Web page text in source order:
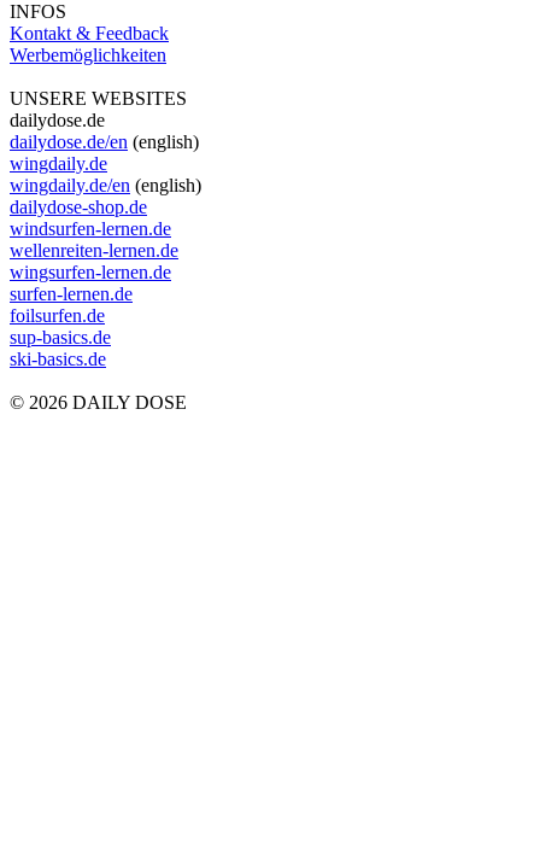
INFOS
Kontakt & Feedback
Werbemöglichkeiten
UNSERE WEBSITES
dailydose.de
dailydose.de/en (english)
wingdaily.de
wingdaily.de/en (english)
dailydose-shop.de
windsurfen-lernen.de
wellenreiten-lernen.de
wingsurfen-lernen.de
surfen-lernen.de
foilsurfen.de
sup-basics.de
ski-basics.de
© 2026 DAILY DOSE